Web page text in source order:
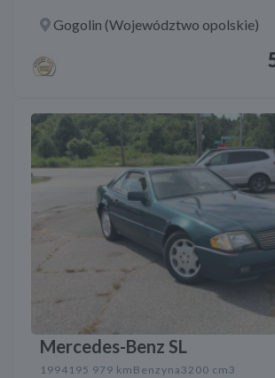
Gogolin (Województwo opolskie)
Mercedes-Benz SL
1994 195 979 km Benzyna3200 cm3